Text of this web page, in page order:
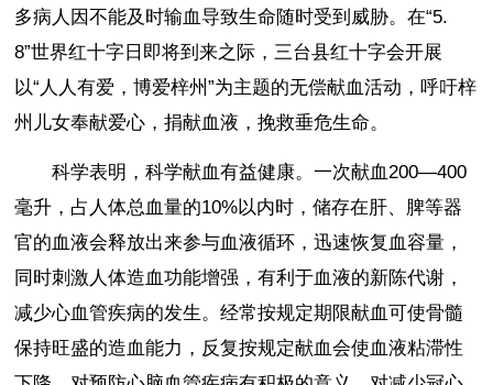
多病人因不能及时输血导致生命随时受到威胁。在“5.
8”世界红十字日即将到来之际，三台县红十字会开展
以“人人有爱，博爱梓州”为主题的无偿献血活动，呼吁梓
州儿女奉献爱心，捐献血液，挽救垂危生命。
科学表明，科学献血有益健康。一次献血200—400
毫升，占人体总血量的10%以内时，储存在肝、脾等器
官的血液会释放出来参与血液循环，迅速恢复血容量，
同时刺激人体造血功能增强，有利于血液的新陈代谢，
减少心血管疾病的发生。经常按规定期限献血可使骨髓
保持旺盛的造血能力，反复按规定献血会使血液粘滞性